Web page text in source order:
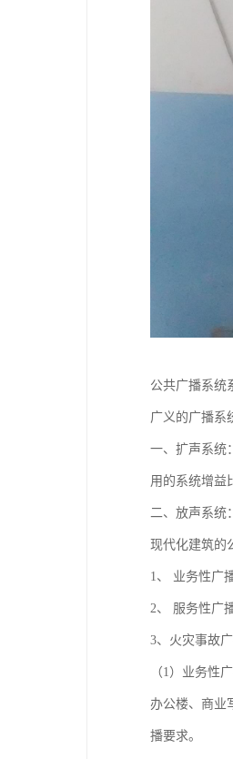
公共广播系统
广义的广播系
一、扩声系统
用的系统增益
二、放声系统
现代化建筑的
1、 业务性广
2、 服务性广
3、火灾事故广
（1）业务性
办公楼、商业
播要求。